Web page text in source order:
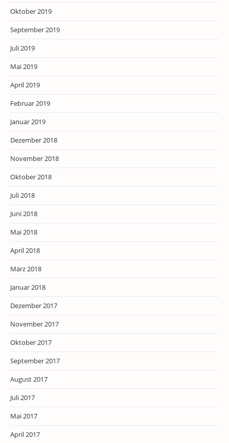
Oktober 2019
September 2019
Juli 2019
Mai 2019
April 2019
Februar 2019
Januar 2019
Dezember 2018
November 2018
Oktober 2018
Juli 2018
Juni 2018
Mai 2018
April 2018
März 2018
Januar 2018
Dezember 2017
November 2017
Oktober 2017
September 2017
August 2017
Juli 2017
Mai 2017
April 2017